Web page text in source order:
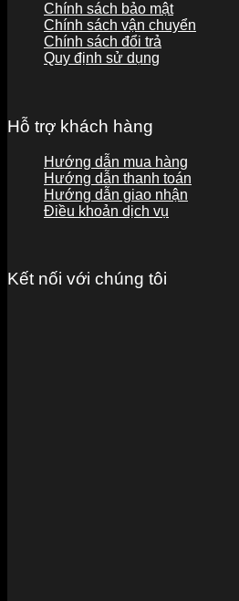
Chính sách bảo mật
Chính sách vận chuyển
Chính sách đổi trả
Quy định sử dụng
Hỗ trợ khách hàng
Hướng dẫn mua hàng
Hướng dẫn thanh toán
Hướng dẫn giao nhận
Điều khoản dịch vụ
Kết nối với chúng tôi